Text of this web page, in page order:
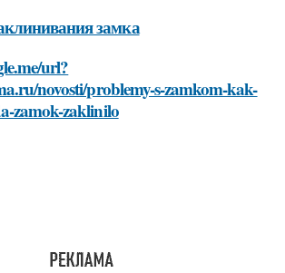
замка
url?
novosti/problemy-s-zamkom-kak-
zamok-zaklinilo